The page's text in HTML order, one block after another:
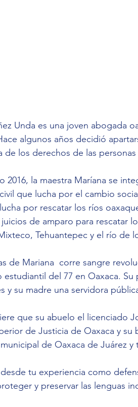
Unda es una joven abogada
algunos años decidió
de los derechos de las
2016, la maestra Maríana se
que lucha por el cambio
por rescatar los ríos
de amparo para rescatar
Tehuantepec y el río de
de Mariana  corre sangre
estudiantil del 77 en Oaxaca.
y su madre una servidora
que su abuelo el licenciado
de Justicia de Oaxaca y
de Oaxaca de Juárez
tu experiencia como
y preservar las lenguas